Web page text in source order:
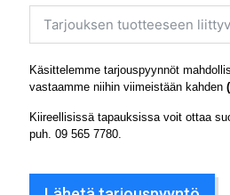
Käsittelemme tarjouspyynnöt
vastaamme niihin viimeistään kahden
Kiireellisissä tapauksissa voit ottaa
puh. 09 565 7780